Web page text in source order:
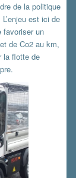
de la politique
est ici de
favoriser un
de Co2 au km,
la flotte de